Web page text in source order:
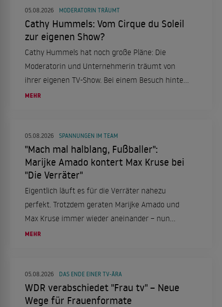
05.08.2026 MODERATORIN TRÄUMT
Cathy Hummels: Vom Cirque du Soleil
zur eigenen Show?
Cathy Hummels hat noch große Pläne: Die
Moderatorin und Unternehmerin träumt von
ihrer eigenen TV-Show. Bei einem Besuch hinter
den Kulissen des "Cirque du Soleil" in Berlin
MEHR
05.08.2026 SPANNUNGEN IM TEAM
"Mach mal halblang, Fußballer":
Marijke Amado kontert Max Kruse bei
"Die Verräter"
Eigentlich läuft es für die Verräter nahezu
perfekt. Trotzdem geraten Marijke Amado und
Max Kruse immer wieder aneinander – nun
schießt sie zurück.
MEHR
05.08.2026 DAS ENDE EINER TV-ÄRA
WDR verabschiedet "Frau tv" – Neue
Wege für Frauenformate